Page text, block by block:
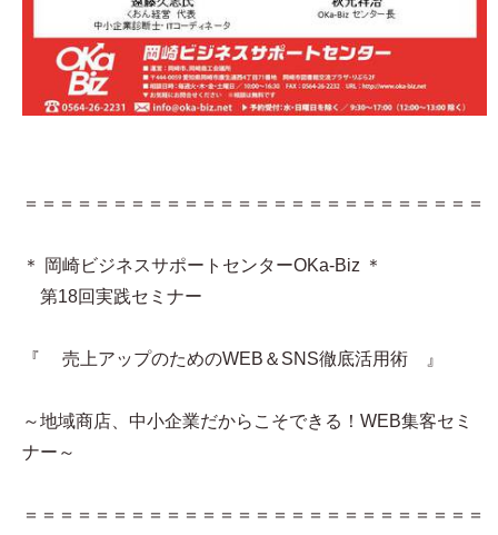
＝＝＝＝＝＝＝＝＝＝＝＝＝＝＝＝＝＝＝＝＝＝＝＝＝＝
＊ 岡崎ビジネスサポートセンターOKa-Biz ＊
第18回実践セミナー
『 売上アップのためのWEB＆SNS徹底活用術 』
～地域商店、中小企業だからこそできる！WEB集客セミ
ナー～
＝＝＝＝＝＝＝＝＝＝＝＝＝＝＝＝＝＝＝＝＝＝＝＝＝＝